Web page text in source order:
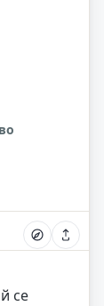
се